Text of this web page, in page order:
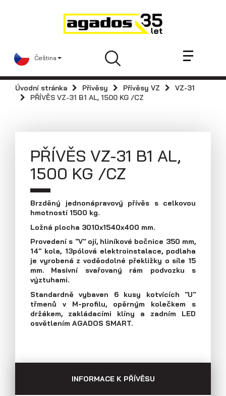
Čeština
Novinky a články
Prodejci
Kontakt
Videa
Náhradní díly
Servis
Skladové přívěsy
Praktické informace
Kariéra
Navštivte nás
Průmyslová 2081, 594 01 Velké Meziříčí
Tel: +420 566 653 311
Fax: +420 566 653 368
E-mail: obchod@agados.cz
Sledujte nás
AGA KIT
Přívěsy s koly vedle ložné plochy
(plechové bočnice)
Úvodní stránka Přívěsy Přívěsy VZ
VZ-31
PŘÍVĚS VZ-31 B1 AL, 1500 KG /CZ
PŘÍVĚS VZ-31 B1 AL,
1500 KG /CZ
Brzděný jednonápravový přívěs s celkovou
hmotností 1500 kg.
Ložná plocha 3010x1540x400 mm.
Provedení s "V" ojí, hliníkové bočnice 350 mm,
14" kola, 13pólová elektroinstalace, podlaha
je vyrobená z voděodolné překližky o síle 15
mm. Masivní svařovaný rám podvozku s
výztuhami.
Standardně vybaven 6 kusy kotvících "U"
třmenů v M-profilu, opěrným kolečkem s
držákem, zakládacími klíny a zadním LED
osvětlením AGADOS SMART.
INFORMACE K PŘÍVĚSU